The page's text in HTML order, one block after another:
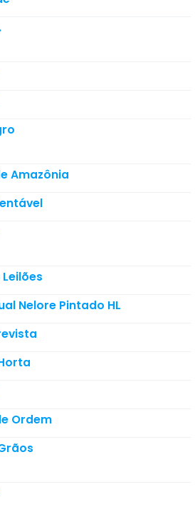
Amazônia
Nelore Pintado HL
Ordem